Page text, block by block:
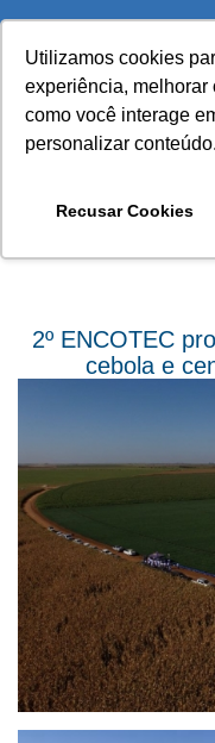
Utilizamos cookies
experiência,
como você interage
personalizar conteúdo.
Recusar Cookies
2º ENCOTEC
cebola e